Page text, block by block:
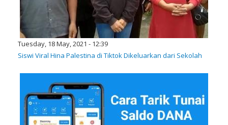
Tuesday, 18 May, 2021 - 12:39
Siswi Viral Hina Palestina di Tiktok Dikeluarkan dari Sekolah